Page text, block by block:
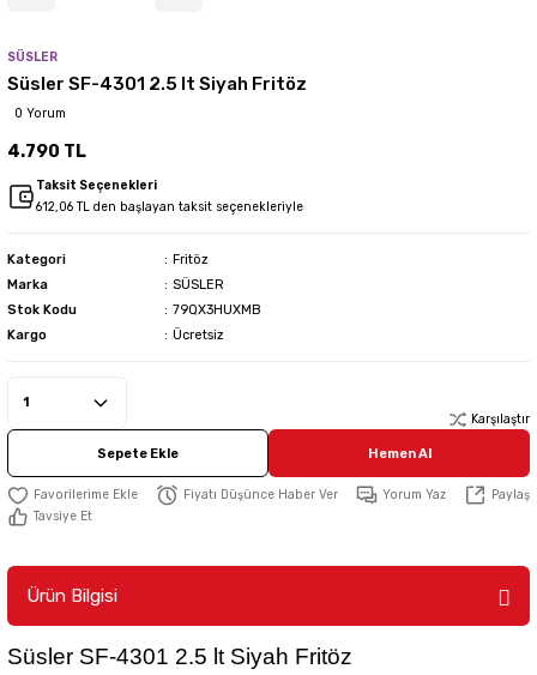
SÜSLER
Süsler SF-4301 2.5 lt Siyah Fritöz
0 Yorum
4.790 TL
Taksit Seçenekleri
612,06 TL den başlayan taksit seçenekleriyle
Kategori
Fritöz
Marka
SÜSLER
Stok Kodu
79QX3HUXMB
Kargo
Ücretsiz
Karşılaştır
Sepete Ekle Hemen Al
Fiyatı Düşünce Haber Ver Yorum Yaz
Paylaş
Tavsiye Et
Ürün Bilgisi
Süsler SF-4301 2.5 lt Siyah Fritöz